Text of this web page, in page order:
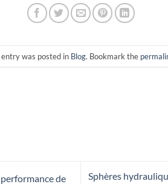
entry was posted in Blog. Bookmark the
de Sphères